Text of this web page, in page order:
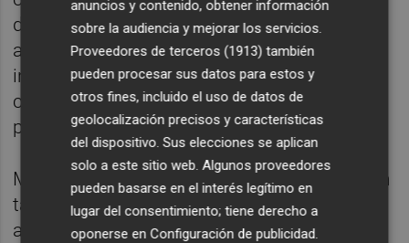
deben, por ley, someterse a pruebas con
animales. Sin embargo, muchas marcas
incluidas en el estudio mostraron su
compromiso para ser éticos con sus
productos vendidos en el resto del mundo.
Marcas como L'Oreal Paris, Sephora y Revlon
también están comprometidas con el
abastecimiento ético de su mica, un mineral
anuncios y contenido, obtener información
sobre la audiencia y mejorar los servicios.
Proveedores de terceros (1913) también
pueden procesar sus datos para estos y
otros fines, incluido el uso de datos de
geolocalización precisos y características
del dispositivo. Sus elecciones se aplican
solo a este sitio web. Algunos proveedores
pueden basarse en el interés legítimo en
lugar del consentimiento; tiene derecho a
oponerse enConfiguración de publicidad